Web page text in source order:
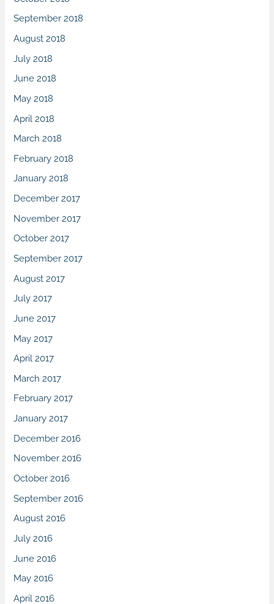
September 2018
August 2018
July 2018
June 2018
May 2018
April 2018
March 2018
February 2018
January 2018
December 2017
November 2017
October 2017
September 2017
August 2017
July 2017
June 2017
May 2017
April 2017
March 2017
February 2017
January 2017
December 2016
November 2016
October 2016
September 2016
August 2016
July 2016
June 2016
May 2016
April 2016